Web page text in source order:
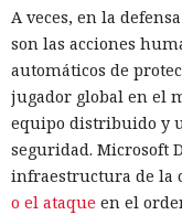
A veces, en la
son las acciones
automáticos de
jugador global en el
equipo distribuido y
seguridad. Microsoft
infraestructura de la
o el ataque en el